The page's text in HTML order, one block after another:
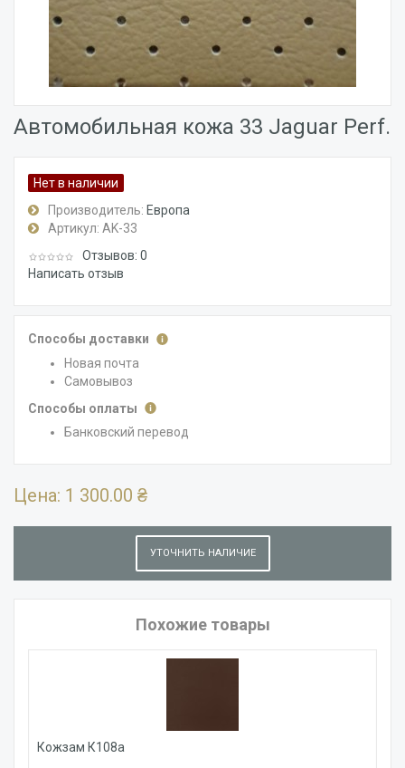
Автомобильная кожа 33 Jaguar Perf.
Нет в наличии
Производитель: Европа
Артикул: AK-33
Отзывов: 0
Написать отзыв
Способы доставки
Новая почта
Самовывоз
Способы оплаты
Банковский перевод
Цена: 1 300.00 ₴
УТОЧНИТЬ НАЛИЧИЕ
Похожие товары
Кожзам К108а